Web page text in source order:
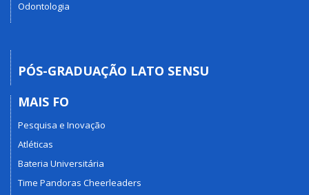
Odontologia
PÓS-GRADUAÇÃO LATO SENSU
MAIS FO
Pesquisa e Inovação
Atléticas
Bateria Universitária
Time Pandoras Cheerleaders